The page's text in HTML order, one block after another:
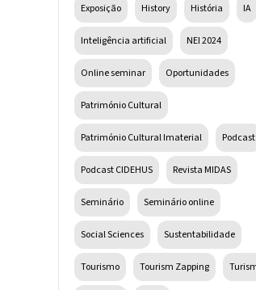
Exposição History História IA
Inteligência artificial NEI 2024
Online seminar Oportunidades
Património Cultural
Património Cultural Imaterial Podcast
Podcast CIDEHUS Revista MIDAS
Seminário Seminário online
Social Sciences Sustentabilidade
Tourismo Tourism Zapping